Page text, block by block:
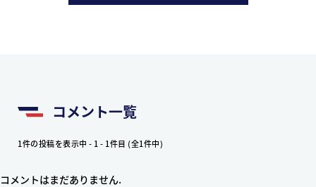
コメント一覧
1件の投稿を表示中 - 1 - 1件目 (全1件中)
コメントはまだありません.